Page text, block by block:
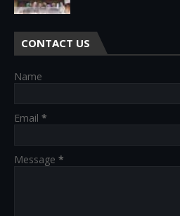
CONTACT US
Name
Email *
Message *